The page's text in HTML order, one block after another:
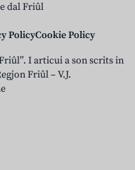
dal Friûl
PolicyCookie Policy
I articui a son scrits in
Friûl – V.J.